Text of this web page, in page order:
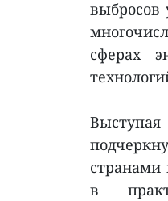
выбросов
сферах
странами
в